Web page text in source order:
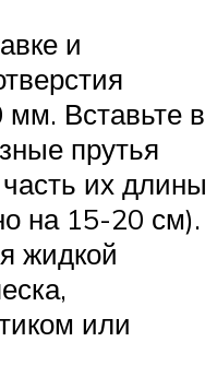
и
Вставьте в
прутья
их длины
на 15-20 см).
жидкой
или